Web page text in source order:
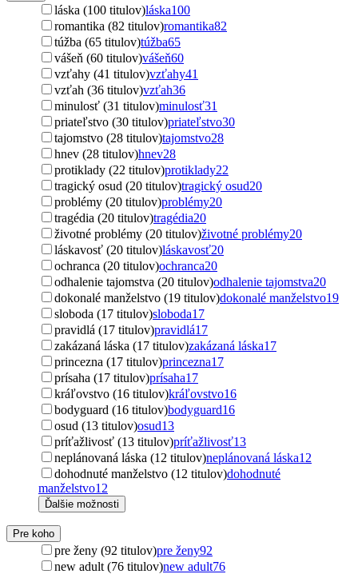
láska (100 titulov)láska100
romantika (82 titulov)romantika82
túžba (65 titulov)túžba65
vášeň (60 titulov)vášeň60
vzťahy (41 titulov)vzťahy41
vzťah (36 titulov)vzťah36
minulosť (31 titulov)minulosť31
priateľstvo (30 titulov)priateľstvo30
tajomstvo (28 titulov)tajomstvo28
hnev (28 titulov)hnev28
protiklady (22 titulov)protiklady22
tragický osud (20 titulov)tragický osud20
problémy (20 titulov)problémy20
tragédia (20 titulov)tragédia20
životné problémy (20 titulov)životné problémy20
láskavosť (20 titulov)láskavosť20
ochranca (20 titulov)ochranca20
odhalenie tajomstva (20 titulov)odhalenie tajomstva20
dokonalé manželstvo (19 titulov)dokonalé manželstvo19
sloboda (17 titulov)sloboda17
pravidlá (17 titulov)pravidlá17
zakázaná láska (17 titulov)zakázaná láska17
princezna (17 titulov)princezna17
prísaha (17 titulov)prísaha17
kráľovstvo (16 titulov)kráľovstvo16
bodyguard (16 titulov)bodyguard16
osud (13 titulov)osud13
príťažlivosť (13 titulov)príťažlivosť13
neplánovaná láska (12 titulov)neplánovaná láska12
dohodnuté manželstvo (12 titulov)dohodnuté
manželstvo12
Ďalšie možnosti
Pre koho
pre ženy (92 titulov)pre ženy92
new adult (76 titulov)new adult76